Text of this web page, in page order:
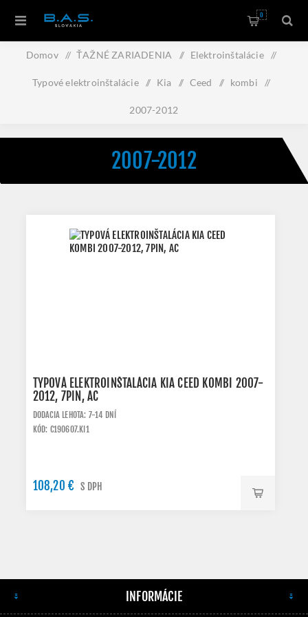
0
Domov / ŤAŽNÉ ZARIADENIA / Elektroinštalácie /
Typové elektroinštalácie / Kia / Ceed / kombi /
2007-2012
2007-2012
TYPOVÁ ELEKTROINŠTALÁCIA KIA CEED KOMBI 2007-
2012, 7PIN, AC
DODACIA LEHOTA: 7-14 DNÍ
KÓD: C190607.KI1
108,20 € S DPH
INFORMÁCIE